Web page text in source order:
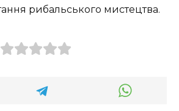
рибальського мистецтва.